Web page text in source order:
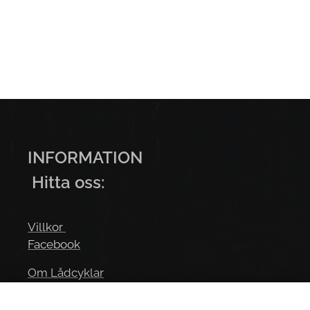
Hitta oss:
Villkor
Facebook
Om Lådcyklar